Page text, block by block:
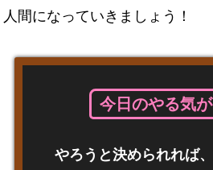
人間になっていきましょう！
今日のやる気
やろうと決められれば